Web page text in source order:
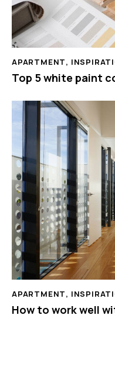
APARTMENT,
Top 5 white paint
APARTMENT,
How to work well